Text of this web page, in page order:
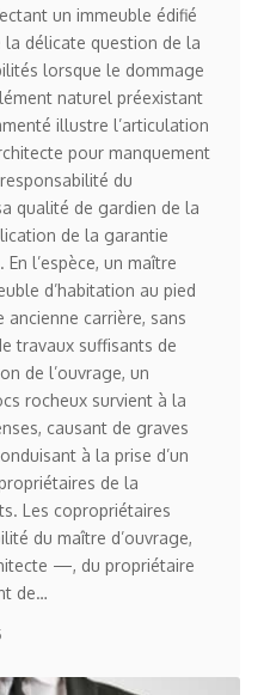
un immeuble édifié
la délicate question de la
lorsque le dommage
naturel préexistant
illustre l’articulation
pour manquement
du
qualité de gardien de la
de la garantie
l’espèce, un maître
d’habitation au pied
ancienne carrière, sans
travaux suffisants de
de l’ouvrage, un
rocheux survient à la
causant de graves
à la prise d’un
de la
Les copropriétaires
du maître d’ouvrage,
—, du propriétaire
de…